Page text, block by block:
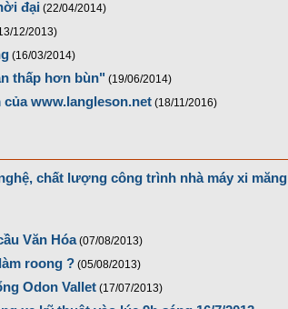
đại (22/04/2014)
12/2013)
(16/03/2014)
thấp hơn bùn" (19/06/2014)
www.langleson.net (18/11/2016)
chất lượng công trình nhà máy xi măng
Văn Hóa (07/08/2013)
roong ? (05/08/2013)
Odon Vallet (17/07/2013)